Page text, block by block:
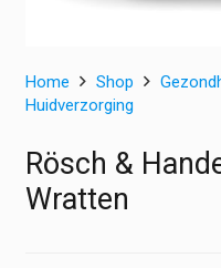
Home Shop
Huidverzorging
Rösch &
Wratten